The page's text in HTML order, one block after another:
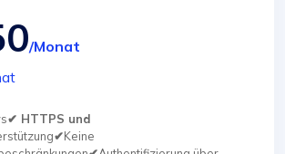
/Monat
✔ HTTPS und
✔Keine